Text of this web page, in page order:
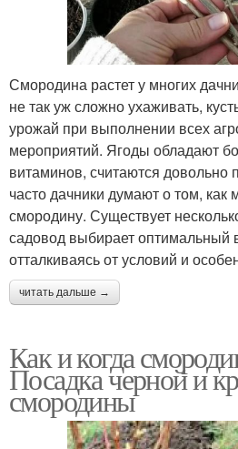
Смородина растет у многих
не так уж сложно ухаживать,
урожай при выполнении всех
мероприятий. Ягоды обладают
витаминов, считаются
часто дачники думают о том,
смородину. Существует
садовод выбирает оптимальный
отталкиваясь от условий и
читать дальше →
Как и когда
Посадка черной и
смородины